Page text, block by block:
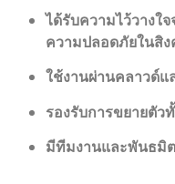
ได้รับความไว้วางใ
ความปลอดภัยในสิง
ใช้งานผ่านคลาวด์แ
รองรับการขยายตัว
มีทีมงานและพันธมิ